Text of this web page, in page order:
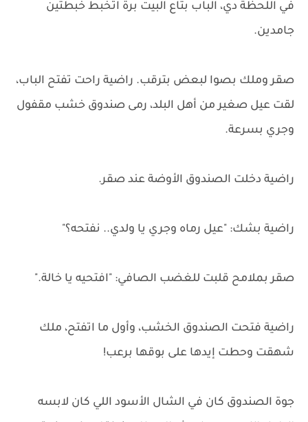
في اللحظة دي، الباب بتاع البيت برة اتخبط خبطتين
جامدين.
صقر وملك بصوا لبعض بترقب. راضية راحت تفتح الباب،
لقت عيل صغير من أهل البلد، رمى صندوق خشب مقفول
وجري بسرعة.
راضية دخلت الصندوق الأوضة عند صقر.
راضية بشك: "عيل رماه وجري يا ولدي.. نفتحه؟"
صقر بملامح قلبت للغضب الصافي: "افتحيه يا خالة."
راضية فتحت الصندوق الخشب، وأول ما اتفتح، ملك
شهقت وحطت إيدها على بوقها برعب!
جوة الصندوق كان في الشال الأسود اللي كان لابسه